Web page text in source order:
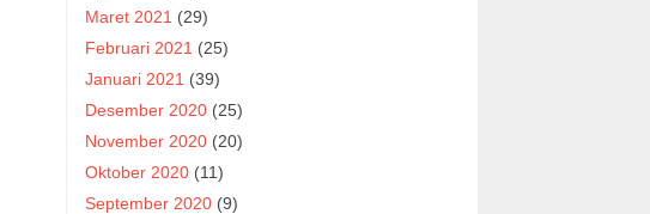
Maret 2021 (29)
Februari 2021 (25)
Januari 2021 (39)
Desember 2020 (25)
November 2020 (20)
Oktober 2020 (11)
September 2020 (9)